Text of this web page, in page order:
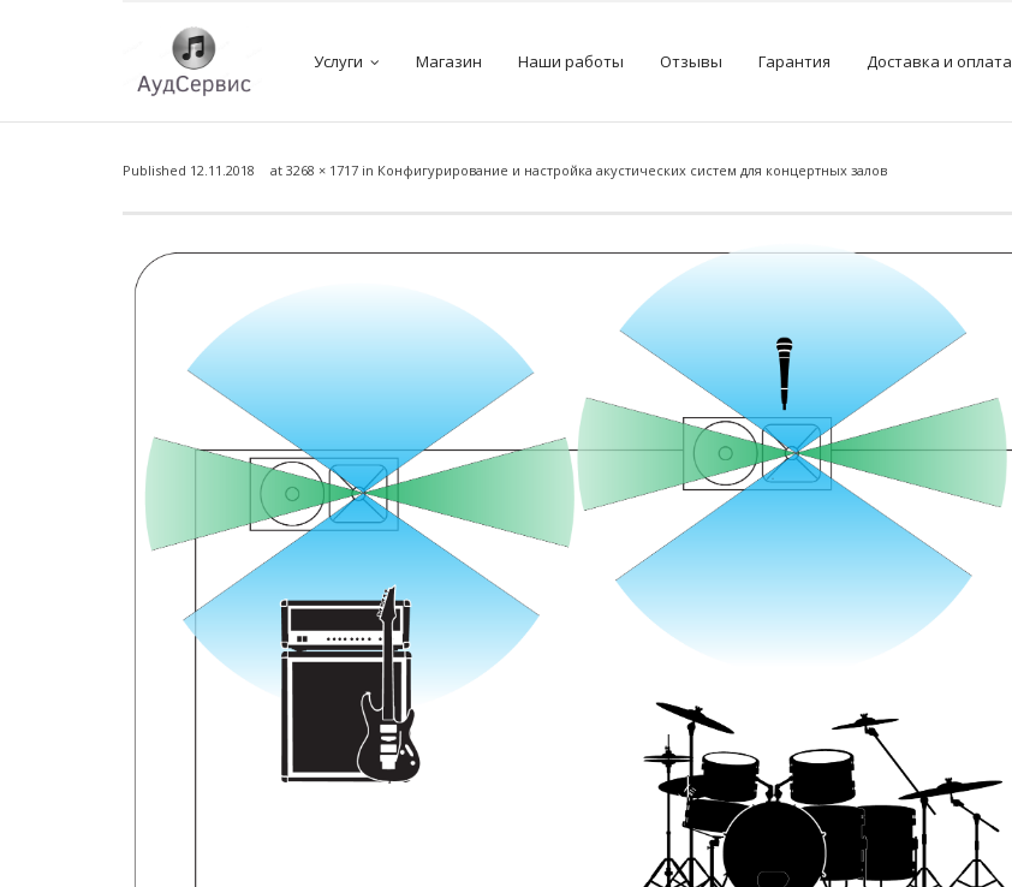
Услуги Магазин Наши работы Отзывы Гарантия Доставка и оплата
Published 12.11.2018 at 3268 × 1717 in Конфигурирование и настройка акустических систем для концертных залов